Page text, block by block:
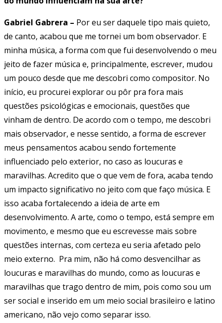
Gabriel Gabrera – Por eu ser daquele tipo mais quieto,
de canto, acabou que me tornei um bom observador. E
minha música, a forma com que fui desenvolvendo o meu
jeito de fazer música e, principalmente, escrever, mudou
um pouco desde que me descobri como compositor. No
início, eu procurei explorar ou pôr pra fora mais
questões psicológicas e emocionais, questões que
vinham de dentro. De acordo com o tempo, me descobri
mais observador, e nesse sentido, a forma de escrever
meus pensamentos acabou sendo fortemente
influenciado pelo exterior, no caso as loucuras e
maravilhas. Acredito que o que vem de fora, acaba tendo
um impacto significativo no jeito com que faço música. E
isso acaba fortalecendo a ideia de arte em
desenvolvimento. A arte, como o tempo, está sempre em
movimento, e mesmo que eu escrevesse mais sobre
questões internas, com certeza eu seria afetado pelo
meio externo. Pra mim, não há como desvencilhar as
loucuras e maravilhas do mundo, como as loucuras e
maravilhas que trago dentro de mim, pois como sou um
ser social e inserido em um meio social brasileiro e latino
americano, não vejo como separar isso.